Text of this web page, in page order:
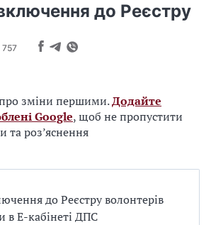
до Реєстру
757
про зміни першими.Додайте
Google, щоб не пропустити
та роз’яснення
до Реєстру волонтерів
в Е-кабінеті ДПС